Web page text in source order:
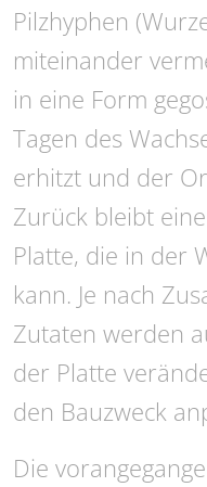
Pilzhyphen
miteinander
in eine Form
Tagen des
erhitzt und der
Zurück bleibt
Platte, die in der
kann. Je nach
Zutaten werden
der Platte
den Bauzweck
Die